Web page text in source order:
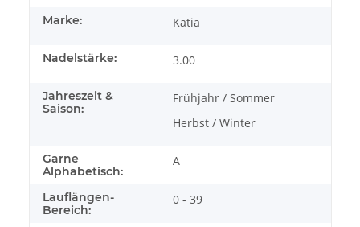
Marke: Katia
Nadelstärke: 3.00
Jahreszeit &
Saison:
Frühjahr / Sommer
Herbst / Winter
Garne
Alphabetisch:
A
Lauflängen-
Bereich:
0 - 39